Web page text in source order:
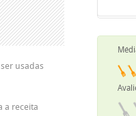
usadas
a receita